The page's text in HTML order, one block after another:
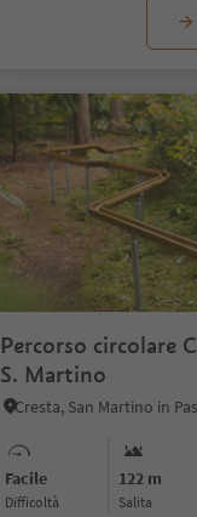
Percorso circolare
S. Martino
Facile
Difficoltà
122 m
Salita